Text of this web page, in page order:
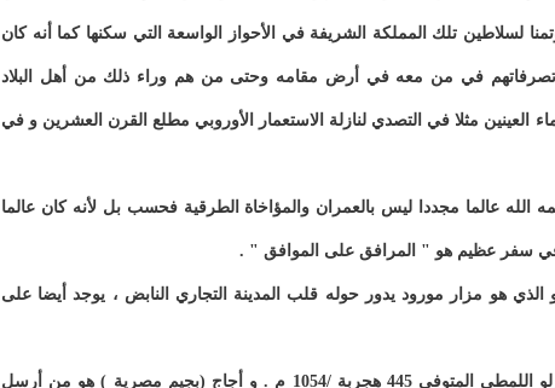
لسلاطين تلك المملكة الشريفة في الأحواز الواسعة التي سكنها كما أنه كان
تصرفاتهم في من معه في أرض مقامه وحتى من هم وراء ذلك من أهل البلاد
العينين مثلا في التصدي لنازلة الاستعمار الأوروبي مطلع القرن العشرين و في
عالما مجددا ليس بالعمران والمؤاخاة الطرقية فحسب بل لأنه كان عالما
في سفر عظيم هو " المرافق على الموافق " .
هو مزار مورود يدور حوله قلب المدينة التجاري النابض ، يوجد أيضا على
" أكلو" العائد للعالم السوسي و الولي الصالح أجاج بن زلو اللمطي المتوفي 445 هجربة /1054 م . و أجاج (بجيم مصرية ) هو من أرسل